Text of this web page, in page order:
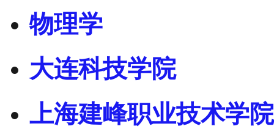
物理学
大连科技学院
上海建峰职业技术学院